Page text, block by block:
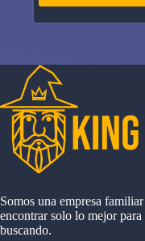
Somos una empresa
encontrar solo lo mejor
buscando.